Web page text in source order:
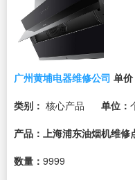
广州黄埔电器维修公司 单价
类别： 核心产品 单位：
产品：上海浦东油烟机维修
数量： 9999